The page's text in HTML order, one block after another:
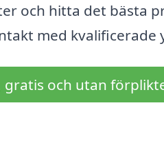
och hitta det bästa
med
gratis och utan